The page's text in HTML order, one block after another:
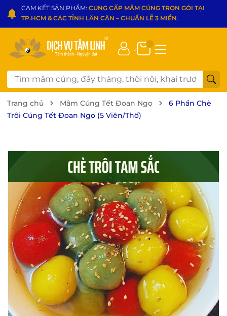
CAM KẾT SẢN PHẨM: CUNG CẤP MÂM CÚNG TRỌN GÓI TẠI
TP.HCM & CÁC TỈNH LÂN CẬN – CHUẨN LỄ 3 MIỀN.
Trang chủ Mâm Cúng Tết Đoan Ngọ
6 Phần Chè
Trôi Cúng Tết Đoan Ngọ (5 Viên/Thố)